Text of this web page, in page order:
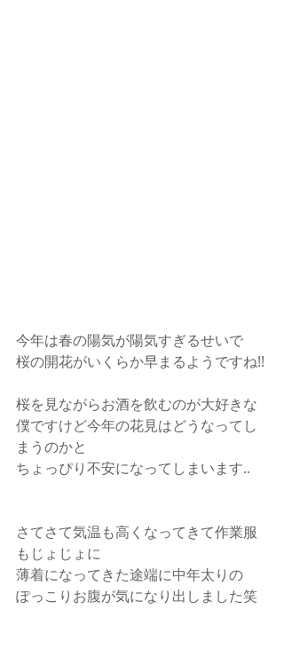
今年は春の陽気が陽気すぎるせいで
桜の開花がいくらか早まるようですね!!
桜を見ながらお酒を飲むのが大好きな
僕ですけど今年の花見はどうなってし
まうのかと
ちょっぴり不安になってしまいます..
さてさて気温も高くなってきて作業服
もじょじょに
薄着になってきた途端に中年太りの
ぽっこりお腹が気になり出しました笑